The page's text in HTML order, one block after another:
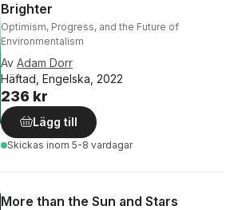
Brighter
Optimism, Progress, and the Future of
Environmentalism
Av Adam Dorr
Häftad, Engelska, 2022
236 kr
Lägg till
Skickas inom 5-8 vardagar
More than the Sun and Stars